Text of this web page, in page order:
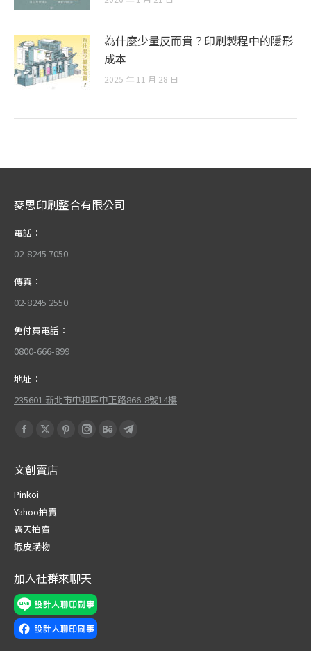
為什麼少量反而貴？印刷製程中的隱形
成本
2025 年 11 月 28 日
麥思印刷整合有限公司
電話：
02-8245 7050
傳真：
02-8245 2550
免付費電話：
0800-666-899
地址：
235601 新北市中和區中正路866-8號14樓
Find us on:
Facebook
opens
in
new
window
X
opens
new
window
PinterestInstagram
BehanceTelegram
文創賣店
Pinkoi
Yahoo拍賣
露天拍賣
蝦皮購物
加入社群來聊天